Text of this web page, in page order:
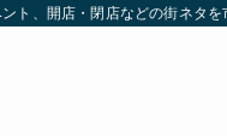
ト、開店・閉店などの街ネタを